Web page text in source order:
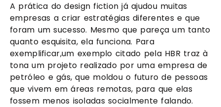
A prática do design fiction já ajudou muitas
empresas a criar estratégias diferentes e que
foram um sucesso. Mesmo que pareça um tanto
quanto esquisita, ela funciona. Para
exemplificar,um exemplo citado pela HBR traz à
tona um projeto realizado por uma empresa de
petróleo e gás, que moldou o futuro de pessoas
que vivem em áreas remotas, para que elas
fossem menos isoladas socialmente falando.